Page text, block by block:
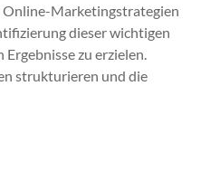
Marketingstrategien
dieser wichtigen
zu erzielen.
strukturieren und die